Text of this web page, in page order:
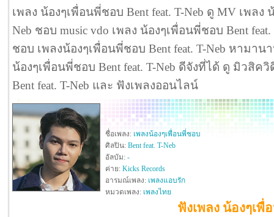
เพลง น้องๆเพื่อนพี่ชอบ Bent feat. T-Neb ดู MV เพลง
Neb ชอบ music vdo เพลง น้องๆเพื่อนพี่ชอบ Bent
ชอบ เพลงน้องๆเพื่อนพี่ชอบ Bent feat. T-Neb หามาน
น้องๆเพื่อนพี่ชอบ Bent feat. T-Neb ดีจังที่ได้ ดู มิวสิค
Bent feat. T-Neb และ ฟังเพลงออนไลน์
ชื่อเพลง: เพลงน้องๆเพื่อนพี่ชอบ
ศิลปิน: Bent feat. T-Neb
อัลบัม: -
ค่าย: Kicks Records
อารมณ์เพลง: เพลงแอบรัก
หมวดเพลง: เพลงไทย
ฟังเพลง น้องๆเพื่